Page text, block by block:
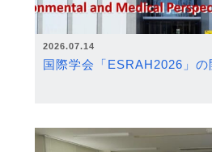
2026.07.14
国際学会「ESRAH2026」の